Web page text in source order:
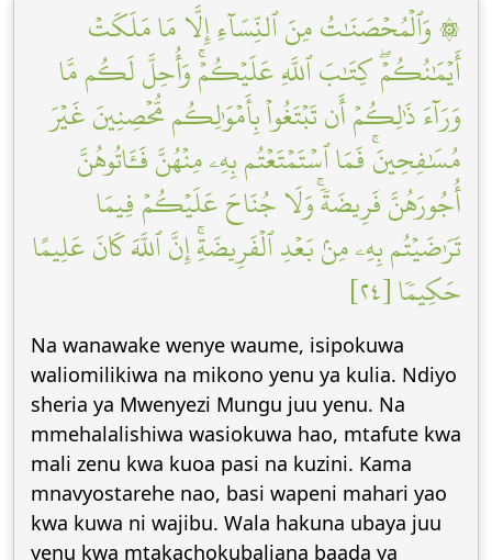
۞ وَٱلۡمُحۡصَنَٰتُ مِنَ ٱلنِّسَآءِ إِلَّا مَا مَلَكَتۡ
أَيۡمَٰنُكُمۡۖ كِتَٰبَ ٱللَّهِ عَلَيۡكُمۡۚ وَأُحِلَّ لَكُم مَّا
وَرَآءَ ذَٰلِكُمۡ أَن تَبۡتَغُواْ بِأَمۡوَٰلِكُم مُّحۡصِنِينَ غَيۡرَ
مُسَٰفِحِينَۚ فَمَا ٱسۡتَمۡتَعۡتُم بِهِۦ مِنۡهُنَّ فَـَٔاتُوهُنَّ
أُجُورَهُنَّ فَرِيضَةٗۚ وَلَا جُنَاحَ عَلَيۡكُمۡ فِيمَا
تَرَٰضَيۡتُم بِهِۦ مِنۢ بَعۡدِ ٱلۡفَرِيضَةِۚ إِنَّ ٱللَّهَ كَانَ عَلِيمًا
حَكِيمٗا [٢٤]
Na wanawake wenye waume, isipokuwa
waliomilikiwa na mikono yenu ya kulia. Ndiyo
sheria ya Mwenyezi Mungu juu yenu. Na
mmehalalishiwa wasiokuwa hao, mtafute kwa
mali zenu kwa kuoa pasi na kuzini. Kama
mnavyostarehe nao, basi wapeni mahari yao
kwa kuwa ni wajibu. Wala hakuna ubaya juu
yenu kwa mtakachokubaliana baada ya